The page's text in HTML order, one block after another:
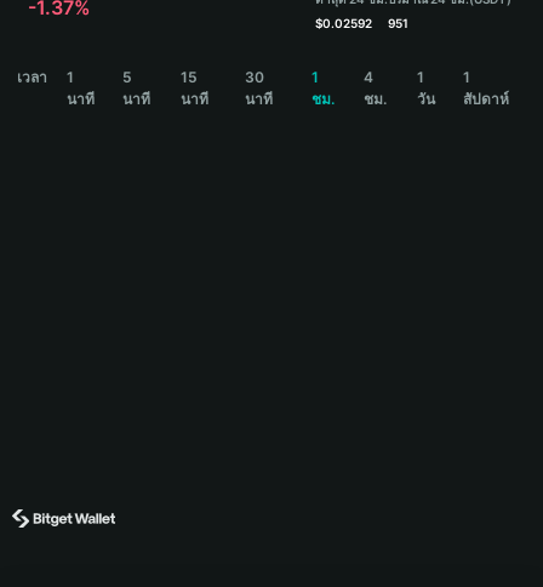
Português (Brasil)
-1.37%
$0.02592
951
เวลา
1
นาที
5
นาที
15
นาที
30
นาที
1
ชม.
4
ชม.
1
วัน
1
สัปดาห์